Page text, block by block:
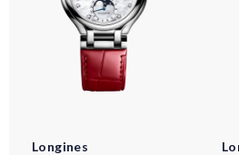
Longines